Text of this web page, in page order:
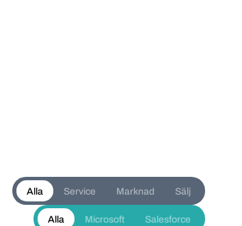
Alla Service Marknad Sälj
Alla Microsoft Salesforce